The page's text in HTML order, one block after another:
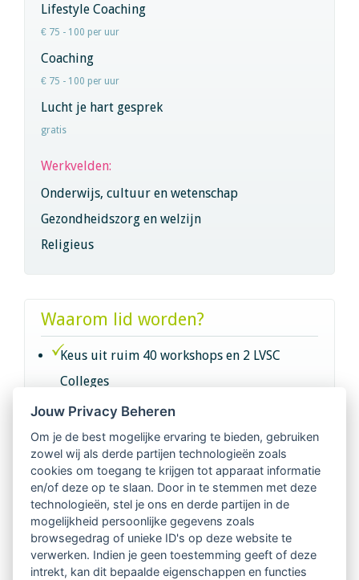
Lifestyle Coaching
€ 75 - 100 per uur
Coaching
€ 75 - 100 per uur
Lucht je hart gesprek
gratis
Werkvelden:
Onderwijs, cultuur en wetenschap
Gezondheidszorg en welzijn
Religieus
Waarom lid worden?
Keus uit ruim 40 workshops en 2 LVSC
Colleges
Intervisie met geregistreerde vakgenoten
Netwerk van 2100 professionals in 14
regio's
Vindbaar voor opdrachtgevers
Tijdschrift voor
Jouw Privacy Beheren
Om je de best mogelijke ervaring te bieden, gebruiken
zowel wij als derde partijen technologieën zoals
cookies om toegang te krijgen tot apparaat informatie
en/of deze op te slaan. Door in te stemmen met deze
technologieën, stel je ons en derde partijen in de
mogelijkheid persoonlijke gegevens zoals
browsegedrag of unieke ID's op deze website te
verwerken. Indien je geen toestemming geeft of deze
intrekt, kan dit bepaalde eigenschappen en functies